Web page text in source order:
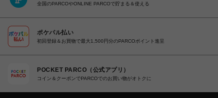
全国のPARCOやONLINE PARCOで貯まる＆使える
ポケパル払い
初回登録＆お買物で最大1,500円分のPARCOポイント進呈
POCKET PARCO（公式アプリ）
コイン＆クーポンでPARCOでのお買い物がオトクに